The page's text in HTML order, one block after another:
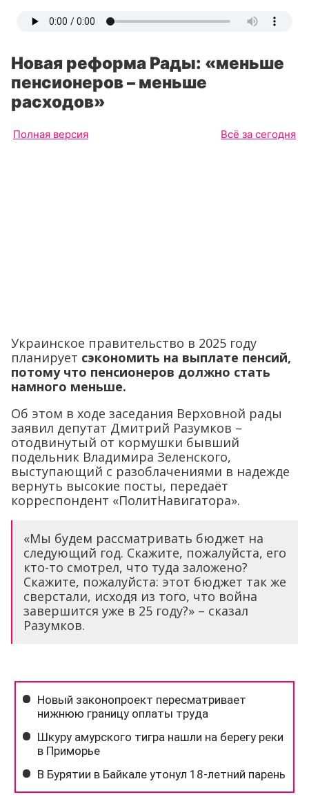
Новая реформа Рады: «меньше
пенсионеров – меньше
расходов»
Полная версия Всё за сегодня
Украинское правительство в 2025 году
планирует сэкономить на выплате пенсий,
потому что пенсионеров должно стать
намного меньше.
Об этом в ходе заседания Верховной рады
заявил депутат Дмитрий Разумков –
отодвинутый от кормушки бывший
подельник Владимира Зеленского,
выступающий с разоблачениями в надежде
вернуть высокие посты, передаёт
корреспондент «ПолитНавигатора».
«Мы будем рассматривать бюджет на
следующий год. Скажите, пожалуйста, его
кто-то смотрел, что туда заложено?
Скажите, пожалуйста: этот бюджет так же
сверстали, исходя из того, что война
завершится уже в 25 году?» – сказал
Разумков.